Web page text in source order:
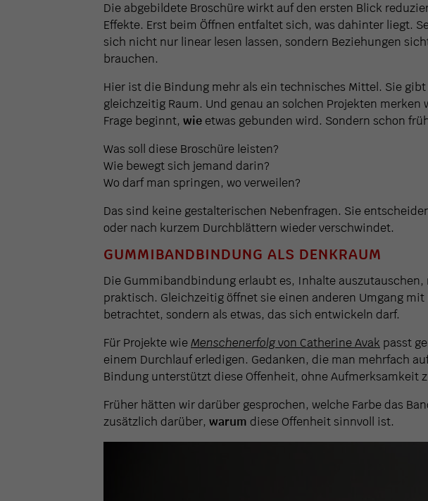
Die abgebildete Broschüre wirkt auf den ersten Blick
Effekte. Erst beim Öffnen entfaltet sich, was dahinter liegt.
sich nicht nur linear lesen lassen, sondern Beziehungen
brauchen.
Hier ist die Bindung mehr als ein technisches Mittel. Sie
gleichzeitig Raum. Und genau an solchen Projekten
Frage beginnt, wie etwas gebunden wird. Sondern schon
Was soll diese Broschüre leisten?
Wie bewegt sich jemand darin?
Wo darf man springen, wo verweilen?
Das sind keine gestalterischen Nebenfragen. Sie
oder nach kurzem Durchblättern wieder verschwindet.
GUMMIBANDBINDUNG ALS DENKRAUM
Die Gummibandbindung erlaubt es, Inhalte auszutauschen,
praktisch. Gleichzeitig öffnet sie einen anderen Umgang
betrachtet, sondern als etwas, das sich entwickeln darf.
Für Projekte wieMenschenerfolgvon Catherine Avak passt
einem Durchlauf erledigen. Gedanken, die man mehrfach
Bindung unterstützt diese Offenheit, ohne Aufmerksamkeit
Früher hätten wir darüber gesprochen, welche Farbe das
zusätzlich darüber, warum diese Offenheit sinnvoll ist.